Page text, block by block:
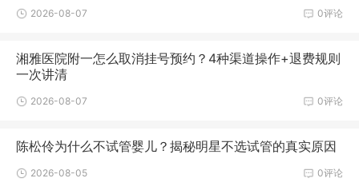
0评论
2026-08-07
湘雅医院附一怎么取消挂号预约？4种渠道操作+退费规则
一次讲清
0评论
2026-08-07
陈松伶为什么不试管婴儿？揭秘明星不选试管的真实原因
0评论
2026-08-05